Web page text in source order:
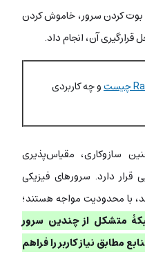
بوت کردن سرور، خاموش کردن
قرارگیری آن، انجام داد.
و چه کاربردی
سازوکاری، مقیاس‌پذیری
قرار دارد. سرورهای فیزیکی
با محدودیت مواجه هستند؛
متشکل از چندین سرور
مطابق نیاز کاربر را فراهم